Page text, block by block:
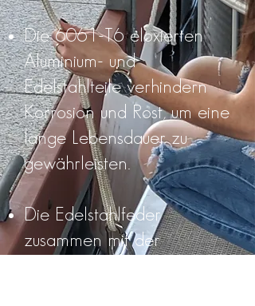
Die 6061-T6 eloxierten
Aluminium- und
Edelstahlteile verhindern
Korrosion und Rost, um eine
lange Lebensdauer zu
gewährleisten.
Die Edelstahlfeder
zusammen mit der